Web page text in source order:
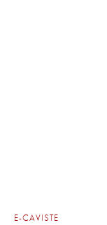
E-CAVISTE